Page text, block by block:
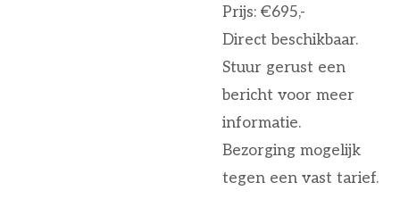
Prijs: €695,-
Direct beschikbaar.
Stuur gerust een
bericht voor meer
informatie.
Bezorging mogelijk
tegen een vast tarief.